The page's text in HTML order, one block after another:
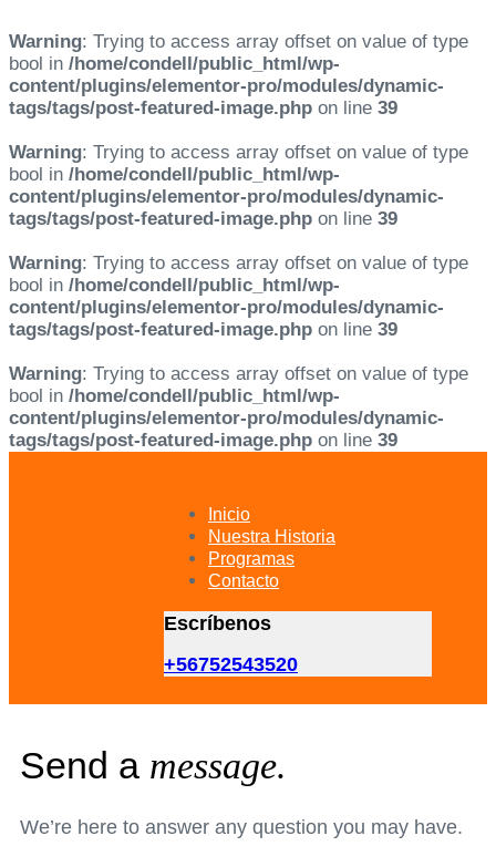
Warning: Trying to access array offset on value of type
bool in /home/condell/public_html/wp-
content/plugins/elementor-pro/modules/dynamic-
tags/tags/post-featured-image.php on line 39
Warning: Trying to access array offset on value of type
bool in /home/condell/public_html/wp-
content/plugins/elementor-pro/modules/dynamic-
tags/tags/post-featured-image.php on line 39
Warning: Trying to access array offset on value of type
bool in /home/condell/public_html/wp-
content/plugins/elementor-pro/modules/dynamic-
tags/tags/post-featured-image.php on line 39
Warning: Trying to access array offset on value of type
bool in /home/condell/public_html/wp-
content/plugins/elementor-pro/modules/dynamic-
tags/tags/post-featured-image.php on line 39
Inicio
Nuestra Historia
Programas
Contacto
Escríbenos
+56752543520
Send a message.
We’re here to answer any question you may have.